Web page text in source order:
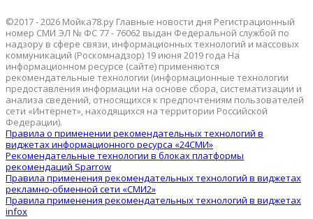
©2017 - 2026 Мойка78.ру Главные новости дня Регистрационный
номер СМИ ЭЛ № ФС 77 - 76062 выдан Федеральной службой по
надзору в сфере связи, информационных технологий и массовых
коммуникаций (Роскомнадзор) 19 июня 2019 года На
информационном ресурсе (сайте) применяются
рекомендательные технологии (информационные технологии
предоставления информации на основе сбора, систематизации и
анализа сведений, относящихся к предпочтениям пользователей
сети «Интернет», находящихся на территории Российской
Федерации).
Правила о применении рекомендательных технологий в
виджетах информационного ресурса «24СМИ»
Рекомендательные технологии в блоках платформы
рекомендаций Sparrow
Правила применения рекомендательных технологий в виджетах
рекламно-обменной сети «СМИ2»
Правила применения рекомендательных технологий в виджетах
infox